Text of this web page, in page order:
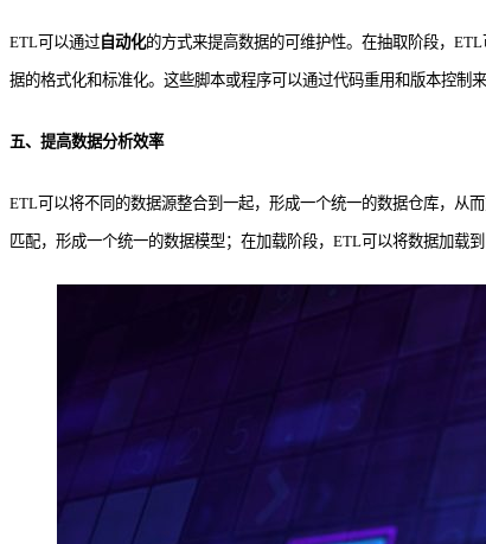
ETL可以通过 自动化的方式来提高数据的可维护性。在抽取阶段，
据的格式化和标准化。这些脚本或程序可以通过代码重用和版本控制
五、提高数据分析效率
ETL可以将不同的数据源整合到一起，形成一个统一的数据仓库，从
匹配，形成一个统一的数据模型；在加载阶段，ETL可以将数据加载